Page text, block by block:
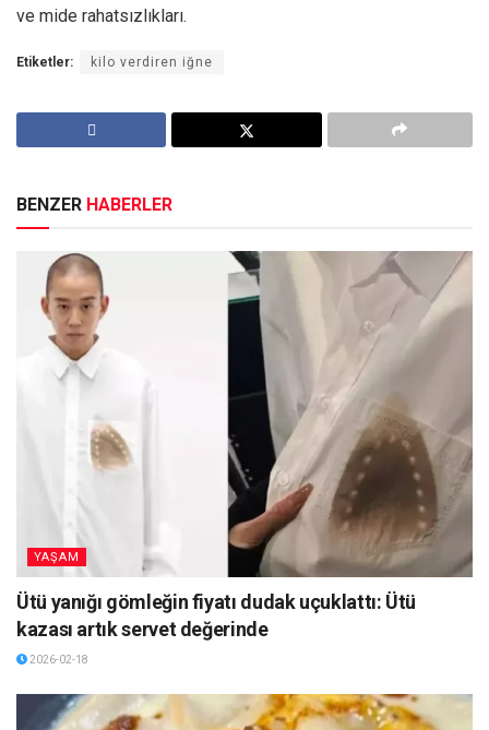
ve mide rahatsızlıkları.
Etiketler: kilo verdiren iğne
BENZER HABERLER
YAŞAM
Ütü yanığı gömleğin fiyatı dudak uçuklattı: Ütü
kazası artık servet değerinde
2026-02-18